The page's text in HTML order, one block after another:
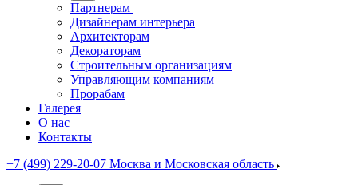
Партнерам
Дизайнерам интерьера
Архитекторам
Декораторам
Строительным организациям
Управляющим компаниям
Прорабам
Галерея
О нас
Контакты
+7 (499) 229-20-07 Москва и Московская область